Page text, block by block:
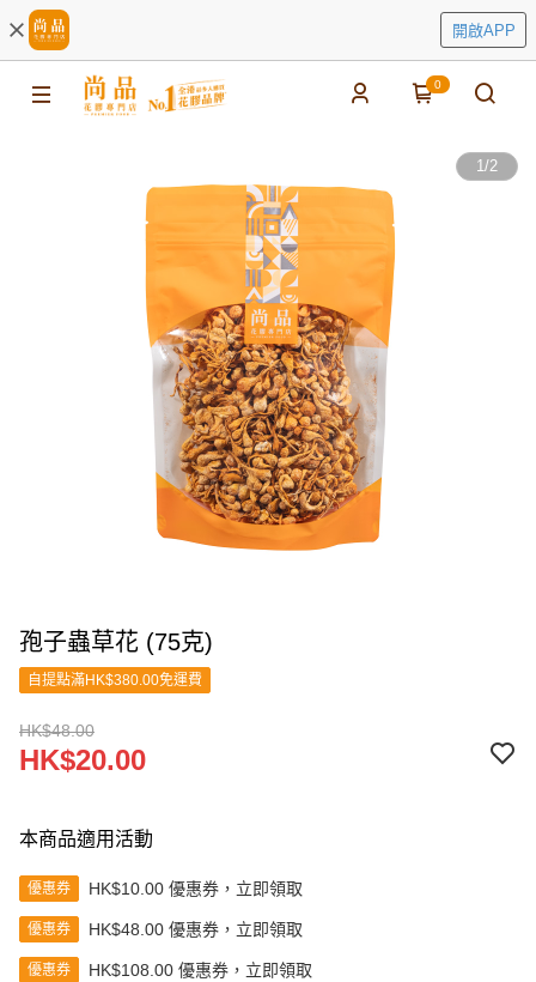
開啟APP
0
1/2
孢子蟲草花 (75克)
自提點滿HK$380.00免運費
HK$48.00
HK$20.00
本商品適用活動
優惠券 HK$10.00 優惠券，立即領取
優惠券 HK$48.00 優惠券，立即領取
優惠券 HK$108.00 優惠券，立即領取